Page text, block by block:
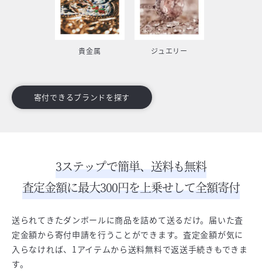
貴金属 ジュエリー
寄付できるブランドを探す
3ステップで簡単、送料も無料
査定金額に最大300円を上乗せして全額寄付
送られてきたダンボールに商品を詰めて送るだけ。届いた査
定金額から寄付申請を行うことができます。査定金額が気に
入らなければ、1アイテムから送料無料で返送手続きもできま
す。